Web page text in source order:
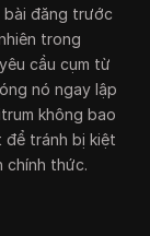
bài đăng trước
trong
cầu cụm từ
nó ngay lập
không bao
để tránh bị kiệt
chính thức.